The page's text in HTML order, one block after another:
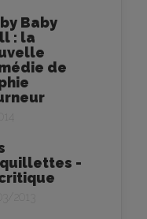
Baby
: la
de
-